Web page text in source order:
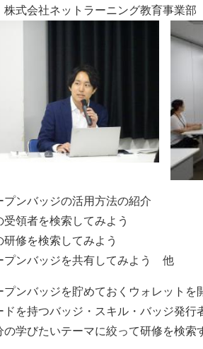
株式会社ネットラーニング教育事業
プンバッジの活用方法の紹介
受領者を検索してみよう
研修を検索してみよう
プンバッジを共有してみよう 他
ンバッジを貯めておくウォレットを
ドを持つバッジ・スキル・バッジ発行
学びたいテーマに絞って研修を検索